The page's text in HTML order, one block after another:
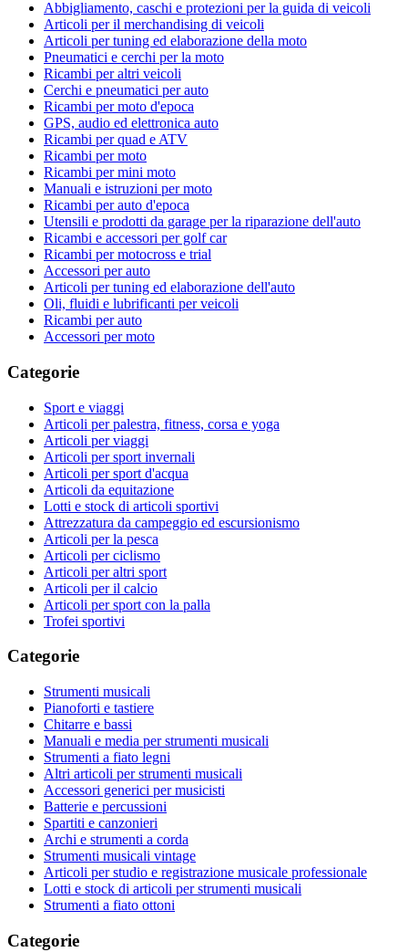
Abbigliamento, caschi e protezioni per la guida di veicoli
Articoli per il merchandising di veicoli
Articoli per tuning ed elaborazione della moto
Pneumatici e cerchi per la moto
Ricambi per altri veicoli
Cerchi e pneumatici per auto
Ricambi per moto d'epoca
GPS, audio ed elettronica auto
Ricambi per quad e ATV
Ricambi per moto
Ricambi per mini moto
Manuali e istruzioni per moto
Ricambi per auto d'epoca
Utensili e prodotti da garage per la riparazione dell'auto
Ricambi e accessori per golf car
Ricambi per motocross e trial
Accessori per auto
Articoli per tuning ed elaborazione dell'auto
Oli, fluidi e lubrificanti per veicoli
Ricambi per auto
Accessori per moto
Categorie
Sport e viaggi
Articoli per palestra, fitness, corsa e yoga
Articoli per viaggi
Articoli per sport invernali
Articoli per sport d'acqua
Articoli da equitazione
Lotti e stock di articoli sportivi
Attrezzatura da campeggio ed escursionismo
Articoli per la pesca
Articoli per ciclismo
Articoli per altri sport
Articoli per il calcio
Articoli per sport con la palla
Trofei sportivi
Categorie
Strumenti musicali
Pianoforti e tastiere
Chitarre e bassi
Manuali e media per strumenti musicali
Strumenti a fiato legni
Altri articoli per strumenti musicali
Accessori generici per musicisti
Batterie e percussioni
Spartiti e canzonieri
Archi e strumenti a corda
Strumenti musicali vintage
Articoli per studio e registrazione musicale professionale
Lotti e stock di articoli per strumenti musicali
Strumenti a fiato ottoni
Categorie